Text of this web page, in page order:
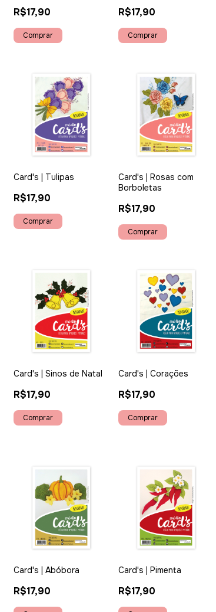
R$17,90 R$17,90
Card's | Tulipas
R$17,90
Card's | Rosas com
Borboletas
R$17,90
Card's | Sinos de Natal
R$17,90
Card's | Corações
R$17,90
Card's | Abóbora
R$17,90
Card's | Pimenta
R$17,90